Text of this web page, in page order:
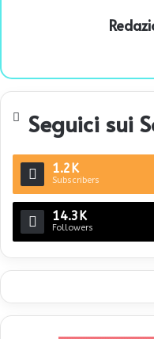
Seguici sui
1.2K
Subscribers
14.3K
Followers